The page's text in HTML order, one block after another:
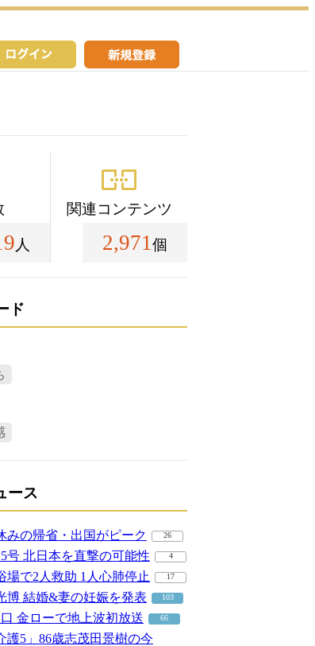
人
関連コンテンツ
2,971 個
ド
ース
みの帰省・出国がピーク 26
号 北日本を直撃の可能性 4
場で2人救助 1人心肺停止 17
博 結婚&妻の妊娠を発表 103
金ローで地上波初放送 66
護5」86歳志茂田景樹の今